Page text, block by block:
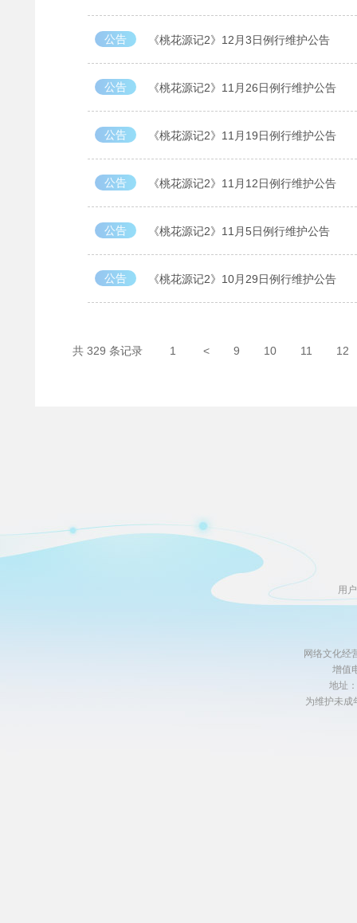
公告 《桃花源记2》12月3日例行维护公告
公告 《桃花源记2》11月26日例行维护公告
公告 《桃花源记2》11月19日例行维护公告
公告 《桃花源记2》11月12日例行维护公告
公告 《桃花源记2》11月5日例行维护公告
公告 《桃花源记2》10月29日例行维护公告
共 329 条记录 1 < 9 10 11 12
用
网络文化
增值
地址
为维护未成